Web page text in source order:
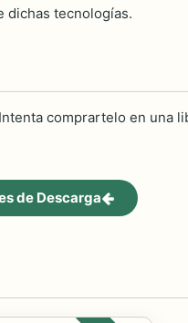
dichas tecnologías.
comprartelo en una
de Descarga